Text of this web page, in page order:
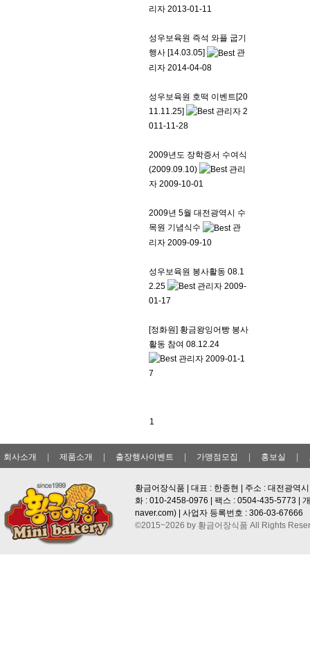
리자 2013-01-11
성우보육원 즉석 와플 굽기
행사 [14.03.05]
관
리자 2014-04-08
성우보육원 호떡 이벤트[20
11.11.25]
관리자 2
011-11-28
2009년도 장학증서 수여식
(2009.09.10)
관리
자 2009-10-01
2009년 5월 대전광역시 수
목원 기념식수
관
리자 2009-09-10
성우보육원 봉사활동 08.1
2.25
관리자 2009-
01-17
[정화원] 황금왕잉어빵 봉사
활동 참여 08.12.24
관리자 2009-01-1
7
1
회사소개 제품소개 출장행사이벤트 가맹점모집 홍보실
황금어장식품 | 대표 : 한종현 | 주소 : 대전광역
화 : 010-2458-0976 | 팩스 : 0504-435-5773 |
naver.com) | 사업자 등록번호 : 306-03-67666
©2015~2026 by 황금어장식품 All Rights